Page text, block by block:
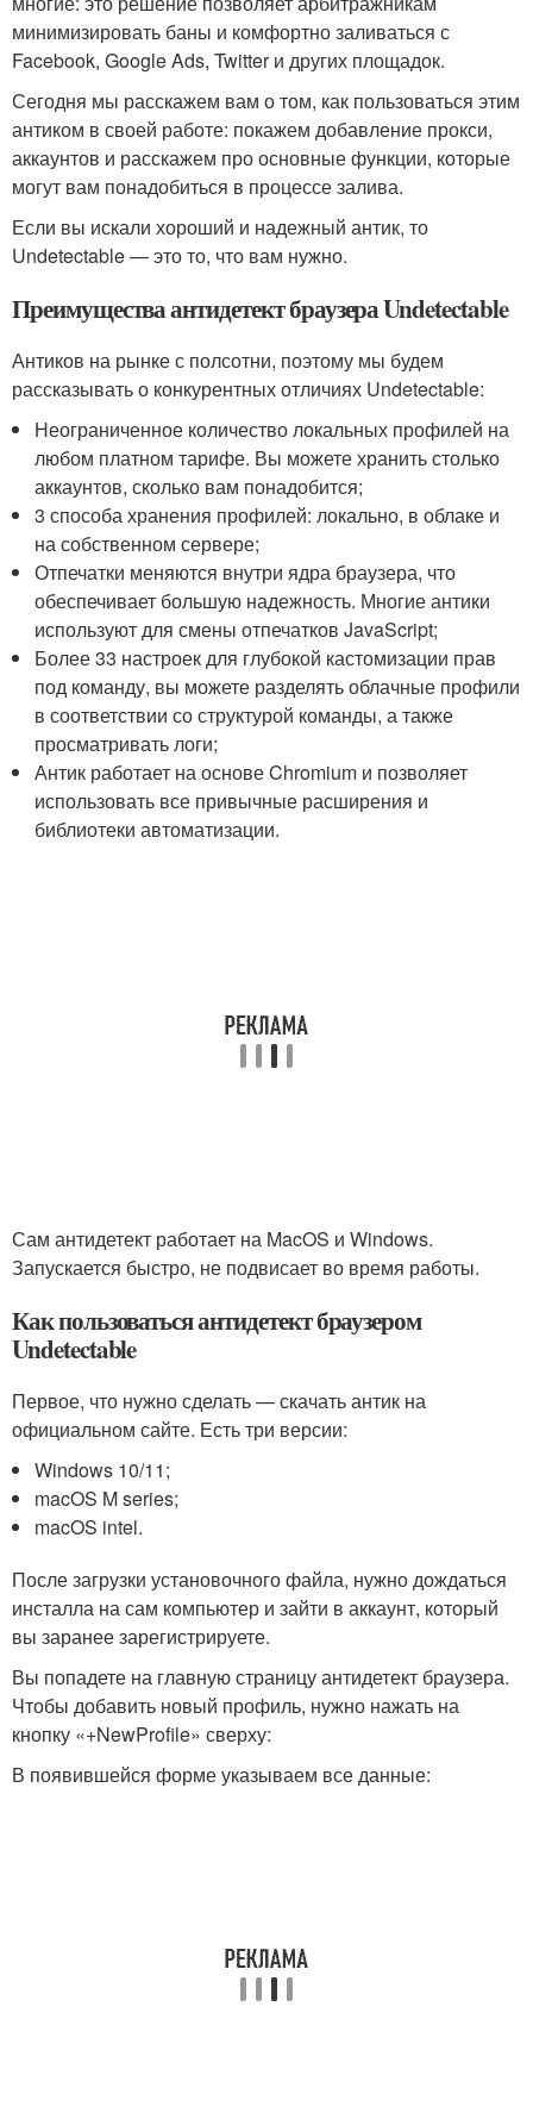
минимизировать баны и комфортно заливаться с
Facebook, Google Ads, Twitter и других площадок.
Сегодня мы расскажем вам о том, как пользоваться этим
антиком в своей работе: покажем добавление прокси,
аккаунтов и расскажем про основные функции, которые
могут вам понадобиться в процессе залива.
Если вы искали хороший и надежный антик, то
Undetectable — это то, что вам нужно.
Преимущества антидетект браузера Undetectable
Антиков на рынке с полсотни, поэтому мы будем
рассказывать о конкурентных отличиях Undetectable:
Неограниченное количество локальных профилей на
любом платном тарифе. Вы можете хранить столько
аккаунтов, сколько вам понадобится;
3 способа хранения профилей: локально, в облаке и
на собственном сервере;
Отпечатки меняются внутри ядра браузера, что
обеспечивает большую надежность. Многие антики
используют для смены отпечатков JavaScript;
Более 33 настроек для глубокой кастомизации прав
под команду, вы можете разделять облачные профили
в соответствии со структурой команды, а также
просматривать логи;
Антик работает на основе Chromium и позволяет
использовать все привычные расширения и
библиотеки автоматизации.
Сам антидетект работает на MacOS и Windows.
Запускается быстро, не подвисает во время работы.
Как пользоваться антидетект браузером
Undetectable
Первое, что нужно сделать — скачать антик на
официальном сайте. Есть три версии:
Windows 10/11;
macOS M series;
macOS intel.
После загрузки установочного файла, нужно дождаться
инсталла на сам компьютер и зайти в аккаунт, который
вы заранее зарегистрируете.
Вы попадете на главную страницу антидетект браузера.
Чтобы добавить новый профиль, нужно нажать на
кнопку «+NewProfile» сверху:
В появившейся форме указываем все данные: